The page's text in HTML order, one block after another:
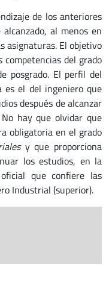
de los anteriores
al menos en
asignaturas. El objetivo
del grado
posgrado. El perfil del
es el del ingeniero que
después de alcanzar
hay que olvidar que
obligatoria en el grado
y que pro­por­cio­na
los es­tu­dios, en la
que confiere las
Industrial (superior).